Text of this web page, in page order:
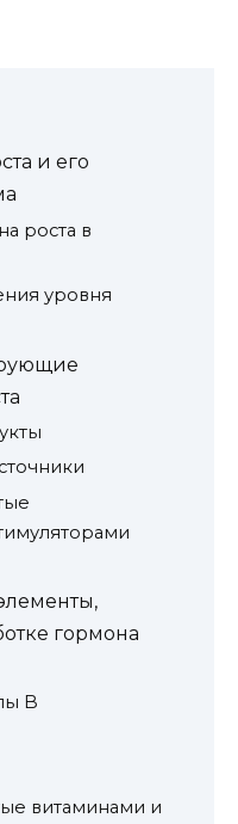
и его
роста в
уровня
гормона
B
витаминами и